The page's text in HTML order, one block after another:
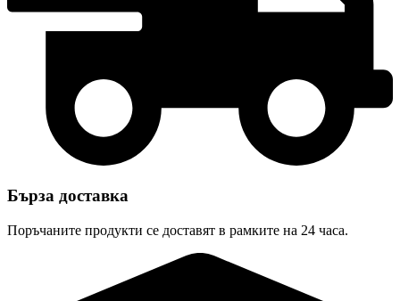
Бърза доставка
Поръчаните продукти се доставят в рамките на 24 часа.